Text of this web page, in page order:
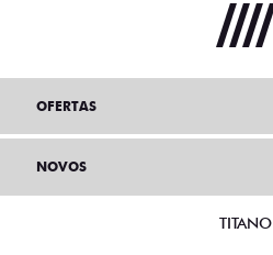
OFERTAS
NOVOS
TITANO